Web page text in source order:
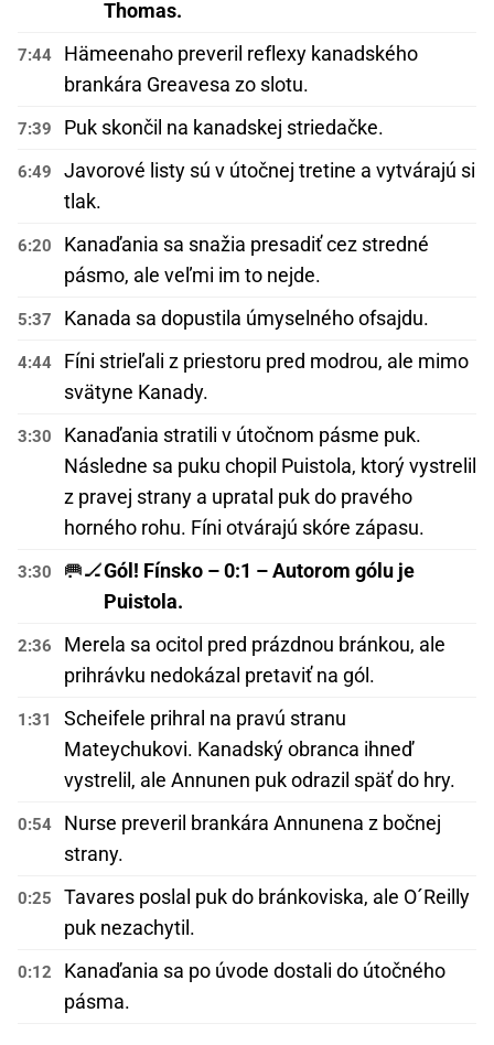
Thomas.
7:44
Hämeenaho preveril reflexy kanadského
brankára Greavesa zo slotu.
7:39 Puk skončil na kanadskej striedačke.
6:49
Javorové listy sú v útočnej tretine a vytvárajú si
tlak.
6:20
Kanaďania sa snažia presadiť cez stredné
pásmo, ale veľmi im to nejde.
5:37 Kanada sa dopustila úmyselného ofsajdu.
4:44
Fíni strieľali z priestoru pred modrou, ale mimo
svätyne Kanady.
3:30
Kanaďania stratili v útočnom pásme puk.
Následne sa puku chopil Puistola, ktorý vystrelil
z pravej strany a upratal puk do pravého
horného rohu. Fíni otvárajú skóre zápasu.
3:30 🥅🏒Gól! Fínsko – 0:1 – Autorom gólu je
Puistola.
2:36
Merela sa ocitol pred prázdnou bránkou, ale
prihrávku nedokázal pretaviť na gól.
1:31
Scheifele prihral na pravú stranu
Mateychukovi. Kanadský obranca ihneď
vystrelil, ale Annunen puk odrazil späť do hry.
0:54
Nurse preveril brankára Annunena z bočnej
strany.
0:25
Tavares poslal puk do bránkoviska, ale O´Reilly
puk nezachytil.
0:12
Kanaďania sa po úvode dostali do útočného
pásma.